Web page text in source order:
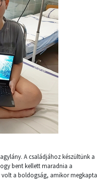
A családjához készültünk a
bent kellett maradnia a
a boldogság, amikor megkapta